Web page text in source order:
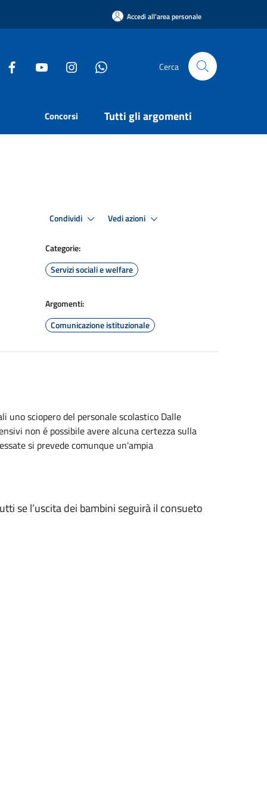
Accedi all'area personale
Cerca
Concorsi Tutti gli argomenti
Condividi Vedi azioni
Categorie:
Servizi sociali e welfare
Argomenti:
Comunicazione istituzionale
uno sciopero del personale scolastico Dalle
non é possibile avere alcuna certezza sulla
si prevede comunque un'ampia
se l’uscita dei bambini seguirà il consueto